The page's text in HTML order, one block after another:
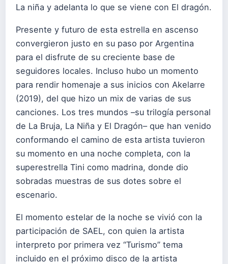
La niña y adelanta lo que se viene con El dragón.
Presente y futuro de esta estrella en ascenso
convergieron justo en su paso por Argentina
para el disfrute de su creciente base de
seguidores locales. Incluso hubo un momento
para rendir homenaje a sus inicios con Akelarre
(2019), del que hizo un mix de varias de sus
canciones. Los tres mundos –su trilogía personal
de La Bruja, La Niña y El Dragón– que han venido
conformando el camino de esta artista tuvieron
su momento en una noche completa, con la
superestrella Tini como madrina, donde dio
sobradas muestras de sus dotes sobre el
escenario.
El momento estelar de la noche se vivió con la
participación de SAEL, con quien la artista
interpreto por primera vez “Turismo” tema
incluido en el próximo disco de la artista